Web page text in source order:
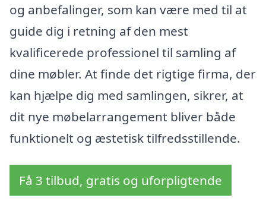
og anbefalinger, som kan være med til at
guide dig i retning af den mest
kvalificerede professionel til samling af
dine møbler. At finde det rigtige firma, der
kan hjælpe dig med samlingen, sikrer, at
dit nye møbelarrangement bliver både
funktionelt og æstetisk tilfredsstillende.
Få 3 tilbud, gratis og uforpligtende